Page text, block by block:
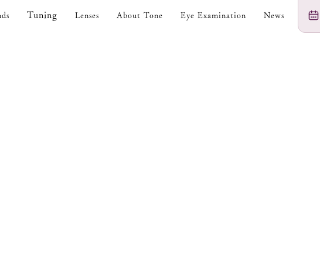
Tuning Lenses About Tone Eye Examination News